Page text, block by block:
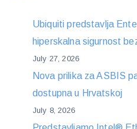
Ubiquiti predstavlja
hiperskalna sigurnost
July 27, 2026
Nova prilika za ASBIS
dostupna u Hrvatskoj
July 8, 2026